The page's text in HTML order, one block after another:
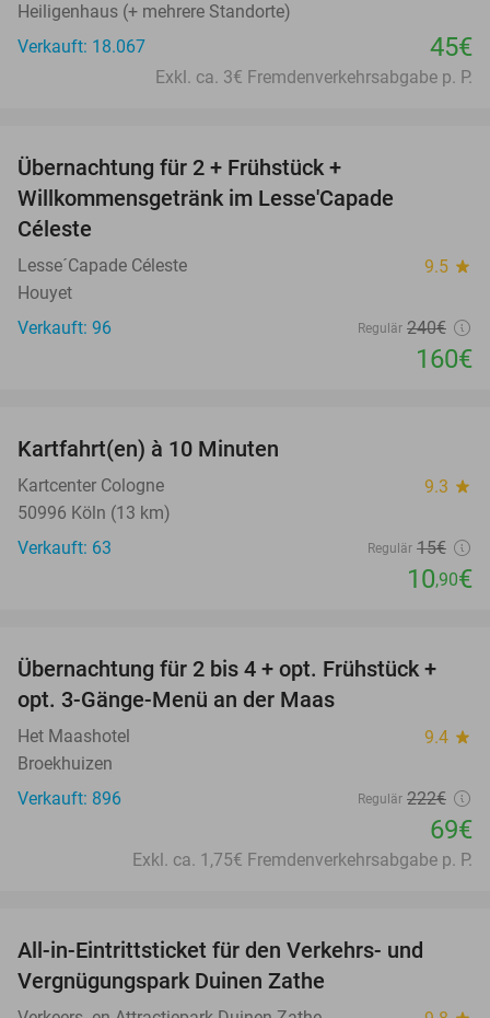
Heiligenhaus (+ mehrere Standorte)
Verkauft: 18.067
45€
Exkl. ca. 3€ Fremdenverkehrsabgabe p. P.
Übernachtung für 2 + Frühstück +
Willkommensgetränk im Lesse'Capade
Céleste
Lesse´Capade Céleste 9.5 star
Houyet
Verkauft: 96
Regulär 240€
160€
Kartfahrt(en) à 10 Minuten
Kartcenter Cologne 9.3 star
50996 Köln (13 km)
Verkauft: 63
Regulär 15€
10,90€
69%
Übernachtung für 2 bis 4 + opt. Frühstück +
opt. 3-Gänge-Menü an der Maas
Het Maashotel 9.4 star
Broekhuizen
Verkauft: 896
Regulär 222€
69€
Exkl. ca. 1,75€ Fremdenverkehrsabgabe p. P.
All-in-Eintrittsticket für den Verkehrs- und
Vergnügungspark Duinen Zathe